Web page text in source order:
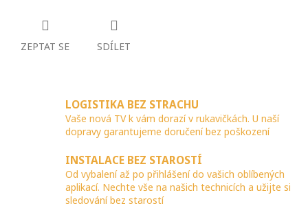
ZEPTAT SE SDÍLET
LOGISTIKA BEZ STRACHU
Vaše nová TV k vám dorazí v rukavičkách. U naší
dopravy garantujeme doručení bez poškození
INSTALACE BEZ STAROSTÍ
Od vybalení až po přihlášení do vašich oblíbených
aplikací. Nechte vše na našich technicích a užijte si
sledování bez starostí